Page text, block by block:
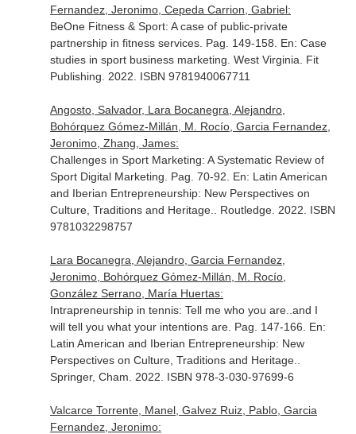
Fernandez, Jeronimo, Cepeda Carrion, Gabriel:
BeOne Fitness & Sport: A case of public-private
partnership in fitness services. Pag. 149-158. En: Case
studies in sport business marketing . West Virginia. Fit
Publishing. 2022. ISBN 9781940067711
Angosto, Salvador, Lara Bocanegra, Alejandro,
Bohórquez Gómez-Millán, M. Rocío, Garcia Fernandez,
Jeronimo, Zhang, James:
Challenges in Sport Marketing: A Systematic Review of
Sport Digital Marketing. Pag. 70-92. En: Latin American
and Iberian Entrepreneurship: New Perspectives on
Culture, Traditions and Heritage.
. Routledge. 2022. ISBN
9781032298757
Lara Bocanegra, Alejandro, Garcia Fernandez,
Jeronimo, Bohórquez Gómez-Millán, M. Rocío,
González Serrano, María Huertas:
Intrapreneurship in tennis: Tell me who you are..and I
will tell you what your intentions are. Pag. 147-166. En:
Latin American and Iberian Entrepreneurship: New
Perspectives on Culture, Traditions and Heritage.
Springer, Cham. 2022. ISBN 978-3-030-97699-6
Valcarce Torrente, Manel, Galvez Ruiz, Pablo, Garcia
Fernandez, Jeronimo: